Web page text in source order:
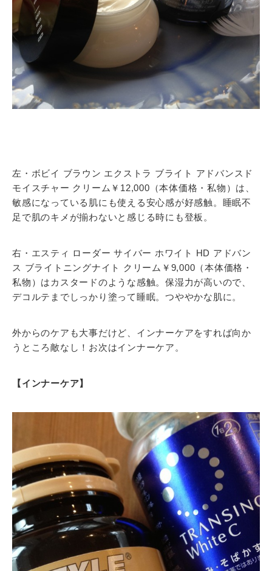
左・ボビイ ブラウン エクストラ ブライト アドバンスド
モイスチャー クリーム￥12,000（本体価格・私物）は、
敏感になっている肌にも使える安心感が好感触。睡眠不
足で肌のキメが揃わないと感じる時にも登板。
右・エスティ ローダー サイバー ホワイト HD アドバン
ス ブライトニングナイト クリーム￥9,000（本体価格・
私物）はカスタードのような感触。保湿力が高いので、
デコルテまでしっかり塗って睡眠。つややかな肌に。
外からのケアも大事だけど、インナーケアをすれば向か
うところ敵なし！お次はインナーケア。
【インナーケア】